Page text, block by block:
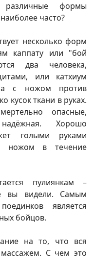
различные формы
часто?
несколько форм
каппату или "бой
два человека,
или катхиум
с ножом против
кусок ткани в руках.
опасные,
Хорошо
голыми руками
ножом в течение
пулиянкам –
вы видели. Самым
является
бойцов.
на то, что вся
массажем. С чем это